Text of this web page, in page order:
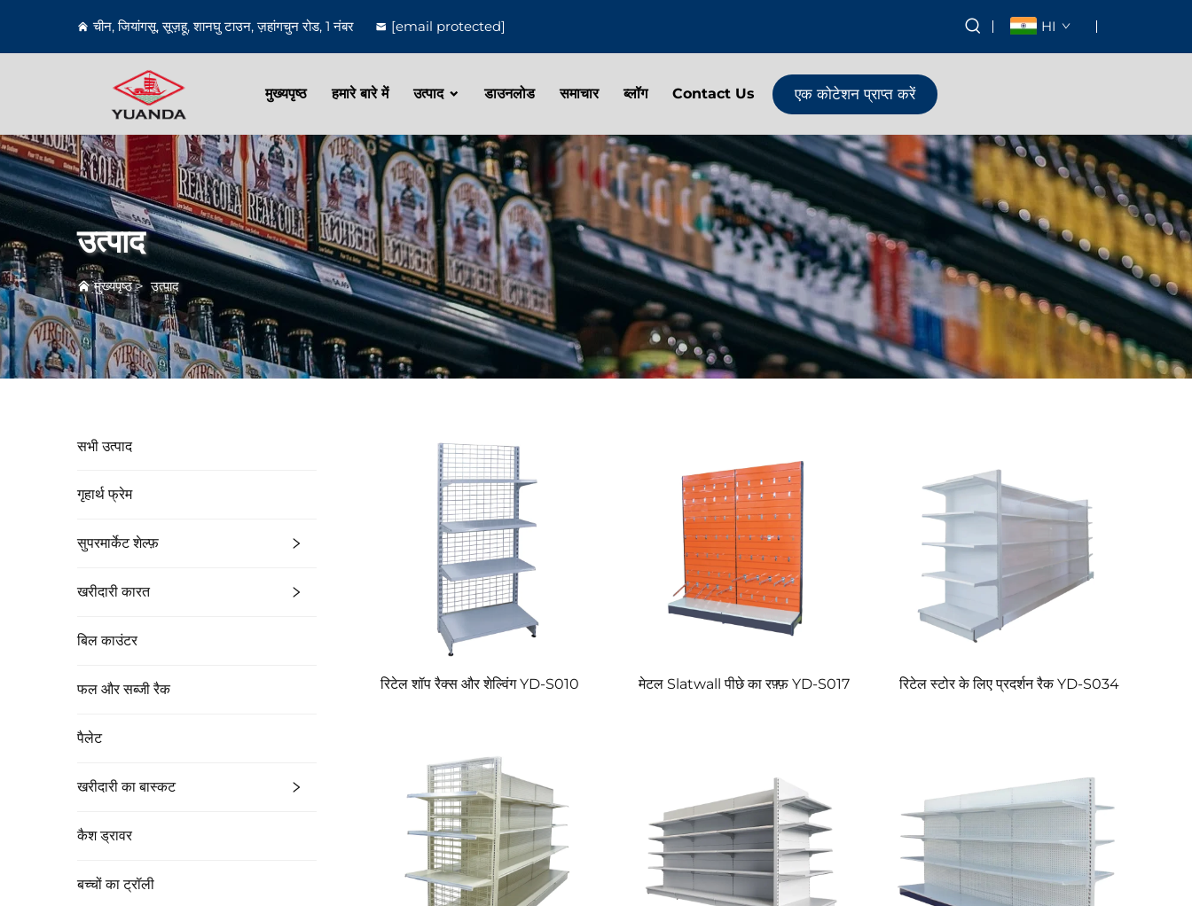
चीन, जियांगसू, सूज़हू, शानघु टाउन, ज़हांगचुन रोड, 1 नंबर [email protected] HI
मुख्यपृष्ठ हमारे बारे में उत्पाद डाउनलोड समाचार ब्लॉग Contact Us एक कोटेशन प्राप्त करें
उत्पाद
मुख्यपृष्ठ>उत्पाद
सभी उत्पाद
गृहार्थ फ्रेम
सुपरमार्केट शेल्फ़
खरीदारी कारत
बिल काउंटर
फल और सब्जी रैक
पैलेट
खरीदारी का बास्कट
कैश ड्रावर
बच्चों का ट्रॉली
रिटेल शॉप रैक्स और शेल्विंग YD-S010 मेटल Slatwall पीछे का रफ़्फ़ YD-S017 रिटेल स्टोर के लिए प्रदर्शन रैक YD-S034